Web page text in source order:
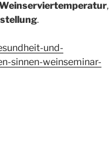
,
.
und-
sinnen-weinseminar-